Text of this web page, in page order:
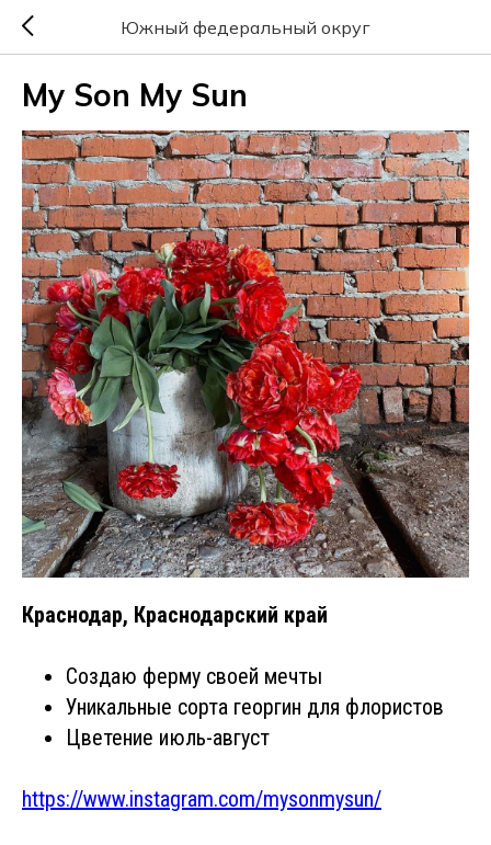
Южный федеральный округ
My Son My Sun
Краснодар, Краснодарский край
Создаю ферму своей мечты
Уникальные сорта георгин для флористов
Цветение июль-август
https://www.instagram.com/mysonmysun/